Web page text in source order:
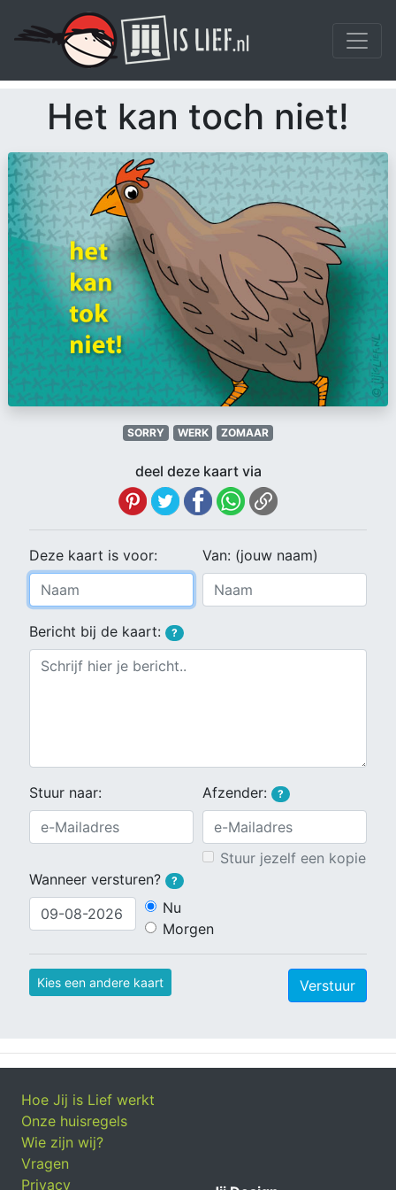
Het kan toch niet!
SORRY WERK ZOMAAR
deel deze kaart via
Deze kaart is voor: Van: (jouw naam)
Bericht bij de kaart: ?
Stuur naar: Afzender: ?
Stuur jezelf een kopie
Wanneer versturen?
?
Nu
Morgen
Kies een andere kaart Verstuur
Hoe Jij is Lief werkt
Onze huisregels
Wie zijn wij?
Vragen
Privacy